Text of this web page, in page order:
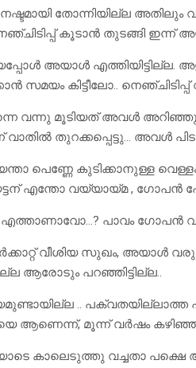
തോന്നിയില്ല അതിലും
കൂടാൻ തുടങ്ങി ഇന്ന്
അയാൾ എത്തിയിട്ടില്ല.
സമയം കിട്ടീലോ..
വന്നു മൂടിയത് അവൾ
വാതിൽ തുറക്കപ്പെട്ടു… അവൾ
പെണ്ണേ കുടിക്കാനുള്ള
എന്തോ വയ്യായ്മ , ഗോപൻ
പാവം ഗോപൻ
വീശിയ സുഖം, അയാൾ
ആരോടും പറഞ്ഞിട്ടില്ല..
.. പക്വതയില്ലാത്ത
ആണെന്ന്, മൂന്ന് വർഷം
കാലെടുത്തു വച്ചതാ